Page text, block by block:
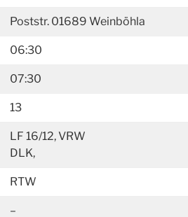
Poststr. 01689 Weinböhla
06:30
07:30
13
LF 16/12, VRW
DLK,
RTW
–